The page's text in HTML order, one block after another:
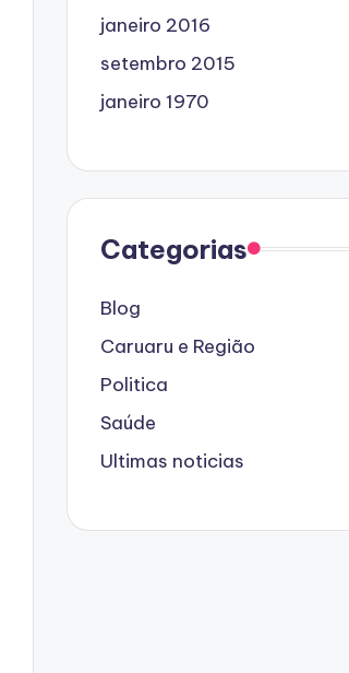
janeiro 2016
setembro 2015
janeiro 1970
Categorias
Blog
Caruaru e Região
Politica
Saúde
Ultimas noticias